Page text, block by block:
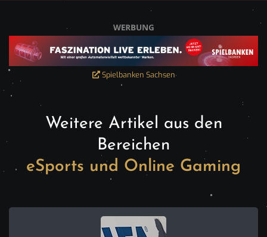
Spielbanken Sachsen
Weitere Artikel aus den
Bereichen
eSports und Online Gaming